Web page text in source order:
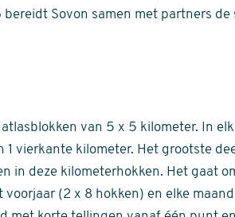
Sovon samen met partners de
van 5 x 5 kilometer. In elk
1 vierkante kilometer. Het grootste
in deze kilometerhokken. Het gaat
(2 x 8 hokken) en elke